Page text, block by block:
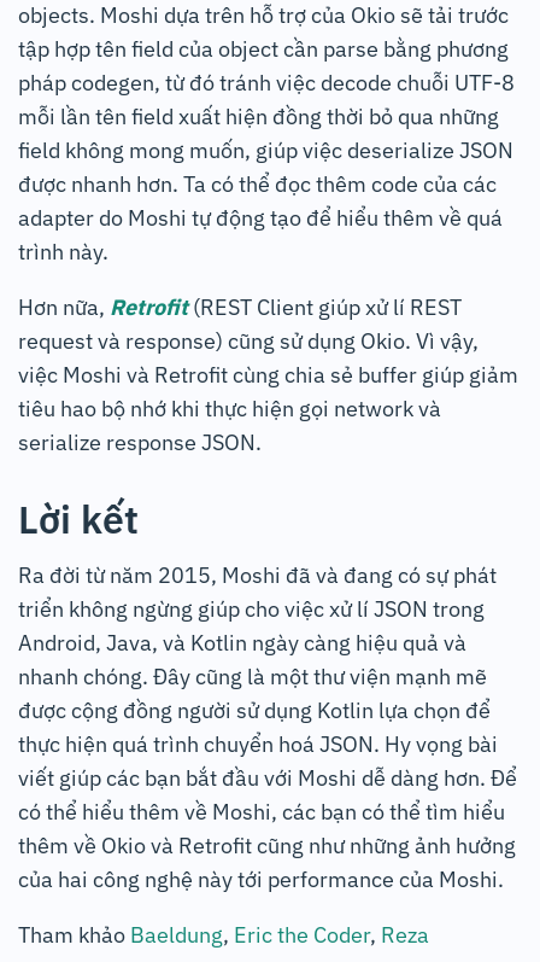
objects. Moshi dựa trên hỗ trợ của Okio sẽ tải trước
tập hợp tên field của object cần parse bằng phương
pháp codegen, từ đó tránh việc decode chuỗi UTF-8
mỗi lần tên field xuất hiện đồng thời bỏ qua những
field không mong muốn, giúp việc deserialize JSON
được nhanh hơn. Ta có thể đọc thêm code của các
adapter do Moshi tự động tạo để hiểu thêm về quá
trình này.
Hơn nữa, Retrofit(REST Client giúp xử lí REST
request và response) cũng sử dụng Okio. Vì vậy,
việc Moshi và Retrofit cùng chia sẻ buffer giúp giảm
tiêu hao bộ nhớ khi thực hiện gọi network và
serialize response JSON.
Lời kết
Ra đời từ năm 2015, Moshi đã và đang có sự phát
triển không ngừng giúp cho việc xử lí JSON trong
Android, Java, và Kotlin ngày càng hiệu quả và
nhanh chóng. Đây cũng là một thư viện mạnh mẽ
được cộng đồng người sử dụng Kotlin lựa chọn để
thực hiện quá trình chuyển hoá JSON. Hy vọng bài
viết giúp các bạn bắt đầu với Moshi dễ dàng hơn. Để
có thể hiểu thêm về Moshi, các bạn có thể tìm hiểu
thêm về Okio và Retrofit cũng như những ảnh hưởng
của hai công nghệ này tới performance của Moshi.
Tham khảo Baeldung, Eric the Coder, Reza